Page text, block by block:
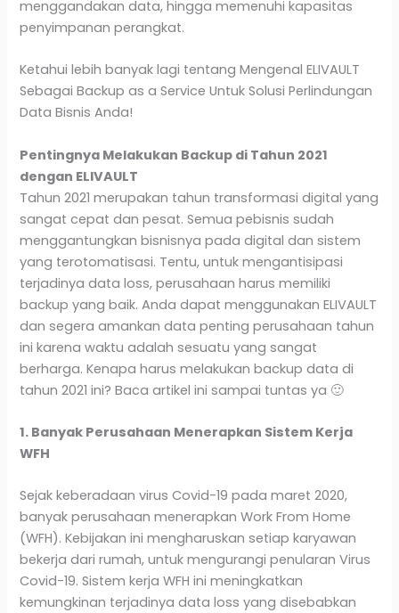
menggandakan data, hingga memenuhi kapasitas
penyimpanan perangkat.
Ketahui lebih banyak lagi tentang Mengenal ELIVAULT
Sebagai Backup as a Service Untuk Solusi Perlindungan
Data Bisnis Anda!
Pentingnya Melakukan Backup di Tahun 2021
dengan ELIVAULT
Tahun 2021 merupakan tahun transformasi digital yang
sangat cepat dan pesat. Semua pebisnis sudah
menggantungkan bisnisnya pada digital dan sistem
yang terotomatisasi. Tentu, untuk mengantisipasi
terjadinya data loss, perusahaan harus memiliki
backup yang baik. Anda dapat menggunakan ELIVAULT
dan segera amankan data penting perusahaan tahun
ini karena waktu adalah sesuatu yang sangat
berharga. Kenapa harus melakukan backup data di
tahun 2021 ini? Baca artikel ini sampai tuntas ya 🙂
1. Banyak Perusahaan Menerapkan Sistem Kerja
WFH
Sejak keberadaan virus Covid-19 pada maret 2020,
banyak perusahaan menerapkan Work From Home
(WFH). Kebijakan ini mengharuskan setiap karyawan
bekerja dari rumah, untuk mengurangi penularan Virus
Covid-19. Sistem kerja WFH ini meningkatkan
kemungkinan terjadinya data loss yang disebabkan